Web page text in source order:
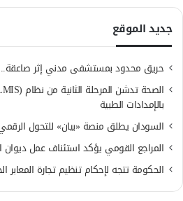
جديد الموقع
حريق محدود بمستشفى مدني إثر صاعقة..
بالإمدادات الطبية
السودان يطلق منصة «بيان» للتحول
المراجع القومي يؤكد استئناف عمل
الحكومة تتجه لإحكام تنظيم تجارة المعابر